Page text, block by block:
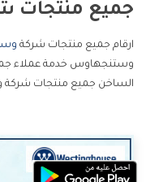
جميع منتجات
ارقام جميع منتجات شركة
وستنجهاوس خدمة عملاء
الساخن جميع منتجات